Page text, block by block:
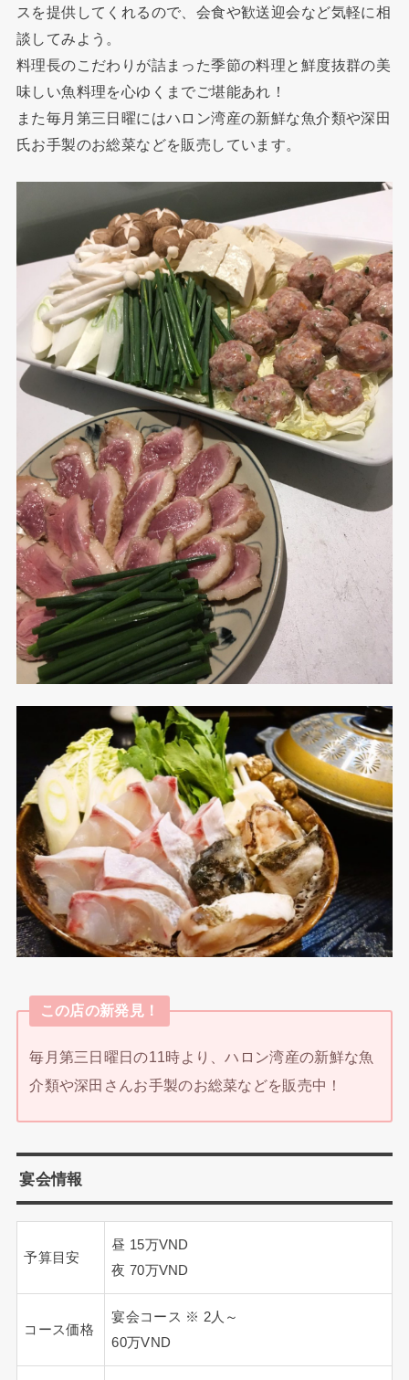
スを提供してくれるので、会食や歓送迎会など気軽に相
談してみよう。
料理長のこだわりが詰まった季節の料理と鮮度抜群の美
味しい魚料理を心ゆくまでご堪能あれ！
また毎月第三日曜にはハロン湾産の新鮮な魚介類や深田
氏お手製のお総菜などを販売しています。
この店の新発見！
毎月第三日曜日の11時より、ハロン湾産の新鮮な魚
介類や深田さんお手製のお総菜などを販売中！
宴会情報
予算目安
昼 15万VND
夜 70万VND
コース価格
宴会コース ※ 2人～
60万VND